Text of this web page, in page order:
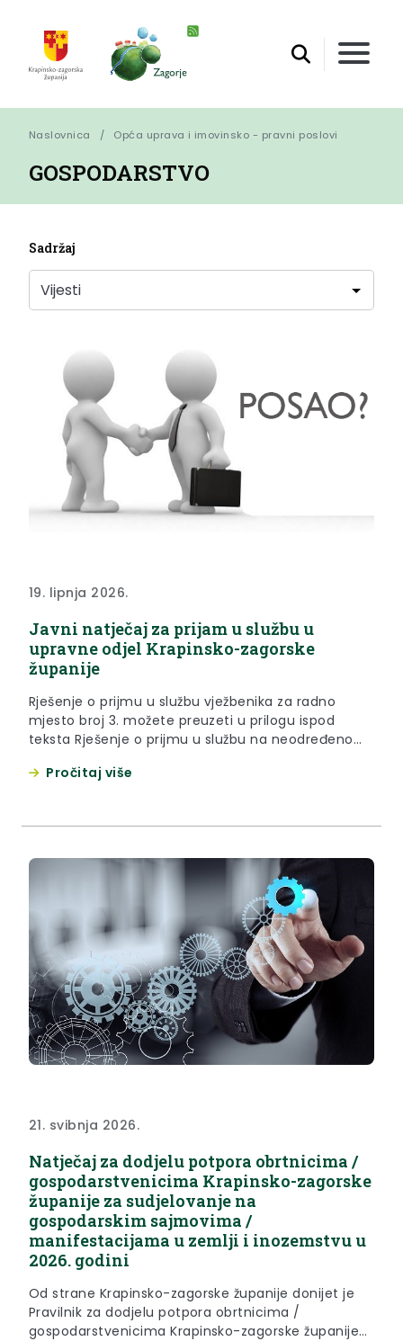
Naslovnica Opća uprava i imovinsko - pravni poslovi
GOSPODARSTVO
Sadržaj
19. lipnja 2026.
Javni natječaj za prijam u službu u
upravne odjel Krapinsko-zagorske
županije
Rješenje o prijmu u službu vježbenika za radno
mjesto broj 3. možete preuzeti u prilogu ispod
teksta Rješenje o prijmu u službu na neodređeno
prilogu ispod teksta Poziv na prethodnu provjeru
Pročitaj više
21. svibnja 2026.
Natječaj za dodjelu potpora obrtnicima /
gospodarstvenicima Krapinsko-zagorske
županije za sudjelovanje na
gospodarskim sajmovima /
manifestacijama u zemlji i inozemstvu u
2026. godini
Od strane Krapinsko-zagorske županije donijet je
Pravilnik za dodjelu potpora obrtnicima /
gospodarstvenicima Krapinsko-zagorske županije